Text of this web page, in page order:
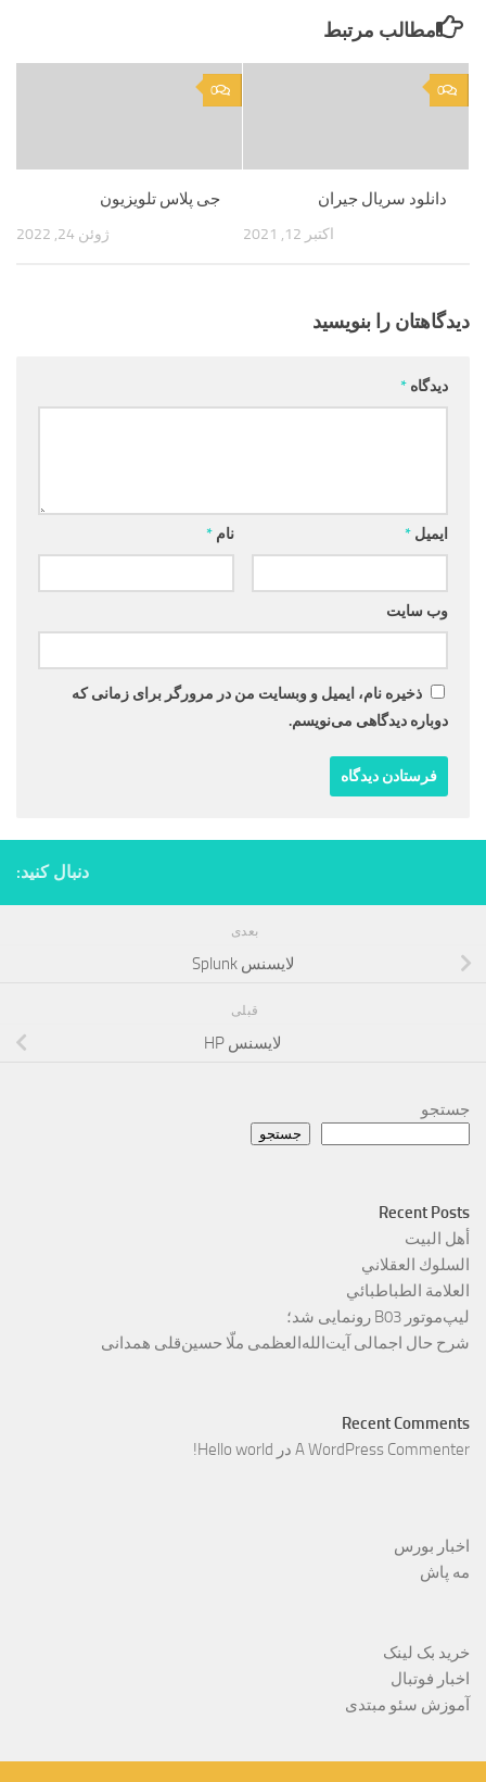
مطالب مرتبط
0
جی پلاس تلویزیون
ژوئن 24, 2022
0
دانلود سریال جیران
اکتبر 12, 2021
دیدگاهتان را بنویسید
دیدگاه *
نام * ایمیل *
وب‌ سایت
ذخیره نام، ایمیل و وبسایت من در مرورگر برای زمانی که
دوباره دیدگاهی می‌نویسم.
دنبال کنید:
بعدی
لایسنس Splunk
قبلی
لایسنس HP
جستجو
جستجو
Recent Posts
أهل البيت
السلوك العقلاني
العلامة الطباطبائي
لیپ‌موتور B03 رونمایی شد؛
شرح حال اجمالی آیت‌الله‌العظمی ملّا حسین‌قلی همدانی
Recent Comments
A WordPress Commenter در Hello world!
اخبار بورس
مه پاش
خرید بک لینک
اخبار فوتبال
آموزش سئو مبتدی